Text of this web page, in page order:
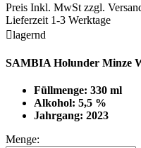
Preis Inkl. MwSt zzgl.
Lieferzeit 1-3 Werktage
lagernd
SAMBIA Holunder Minze
Füllmenge: 330 ml
Alkohol: 5,5 %
Jahrgang: 2023
Menge: